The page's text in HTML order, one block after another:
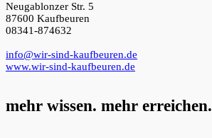
Neugablonzer Str. 5
87600 Kaufbeuren
08341-874632
info@wir-sind-kaufbeuren.de
www.wir-sind-kaufbeuren.de
mehr wissen. mehr erreichen.